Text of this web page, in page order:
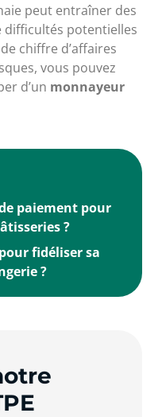
peut entraîner des
difficultés potentielles
chiffre d’affaires
vous pouvez
d’un monnayeur
paiement pour
?
fidéliser sa
?